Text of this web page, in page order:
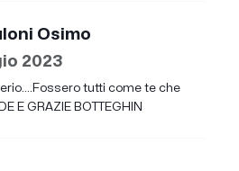
Osimo
2023
tutti come te che
E GRAZIE BOTTEGHIN